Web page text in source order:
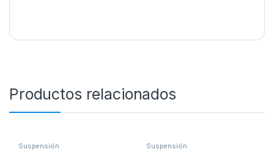
Productos relacionados
Suspensión Suspensión